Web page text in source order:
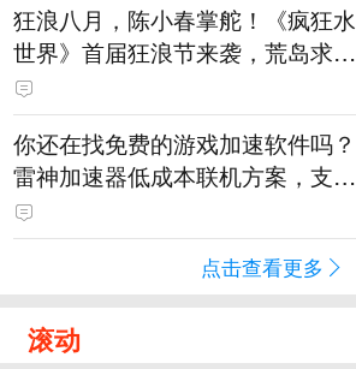
狂浪八月，陈小春掌舵！《疯狂水
世界》首届狂浪节来袭，荒岛求生
直播即将开启
你还在找免费的游戏加速软件吗？
雷神加速器低成本联机方案，支持
免费试用
点击查看更多
滚动